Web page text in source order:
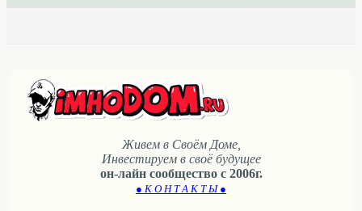
Живем в Своём Доме,
Инвестируем в своё будущее
он-лайн сообщество с 2006г.
● К О Н Т А К Т Ы ●